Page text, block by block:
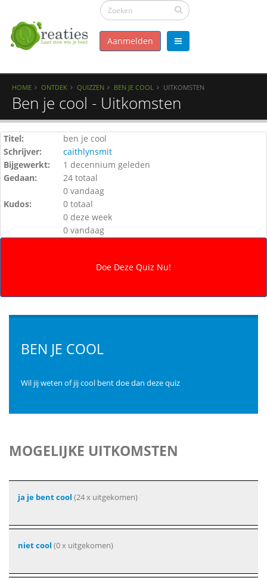
Aanmelden
HOME ONTDEK QUIZZEN BEN JE COOL UITKOMSTEN
Ben je cool - Uitkomsten
Titel:
ben je cool
Schrijver:
caithlynsmit
Bijgewerkt:
1 decennium geleden
Gedaan:
24 totaal
0 vandaag
Kudos:
0 totaal
0 deze week
0 vandaag
BEN JE COOL
Wil jij weten of jij cool bent doe dan deze quiz
MOGELIJKE UITKOMSTEN
ja je bent cool (24 x uitgekomen)
niet cool (0 x uitgekomen)